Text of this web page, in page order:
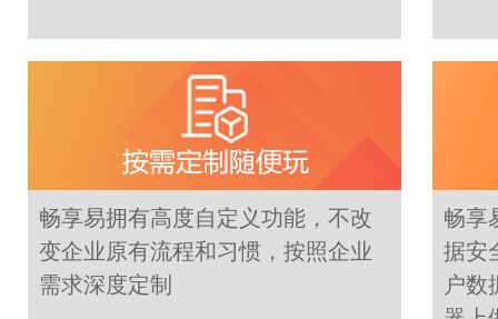
畅享易拥有高度自定义功能，不改
变企业原有流程和习惯，按照企业
需求深度定制
畅享
据安
户数